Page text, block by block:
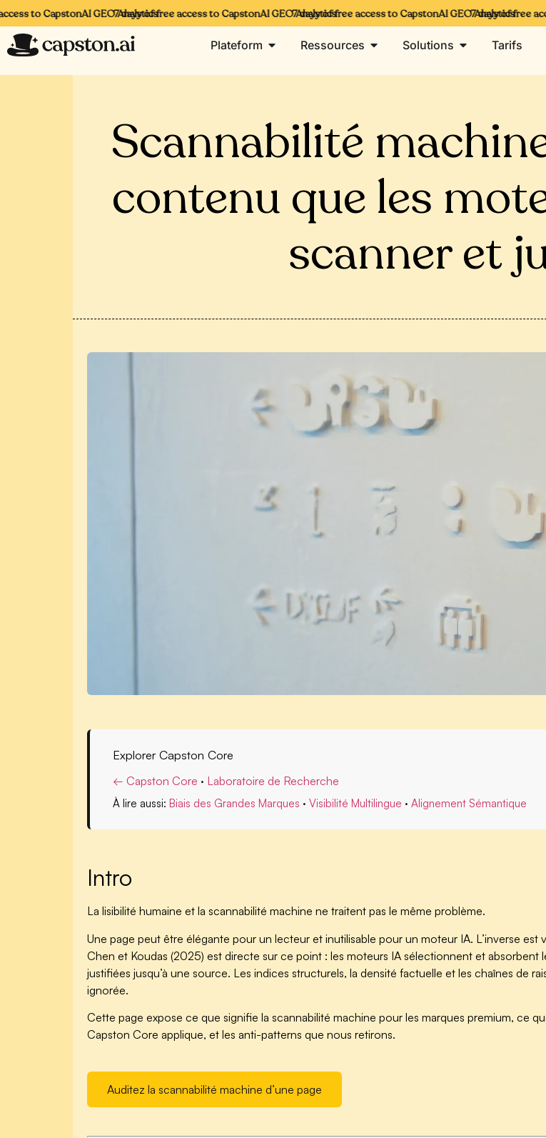
to CapstonAI GEO Analytics7 days of free access to CapstonAI GEO Analytics7 days of free access to CapstonAI GEO Analytics
7 days of free
Plateform Ressources Solutions Tarifs
Scannabilité
contenu que les
scanner et
Explorer Capston Core
← Capston Core · Laboratoire de Recherche
À lire aussi: Biais des Grandes Marques · Visibilité Multilingue · Alignement Sémantique
Intro
La lisibilité humaine et la scannabilité machine ne traitent pas le même problème.
Une page peut être élégante pour un lecteur et inutilisable pour un moteur IA. L’inverse
Chen et Koudas (2025) est directe sur ce point : les moteurs IA sélectionnent et
justifiées jusqu’à une source. Les indices structurels, la densité factuelle et les chaînes de
ignorée.
Cette page expose ce que signifie la scannabilité machine pour les marques premium, ce
Capston Core applique, et les anti-patterns que nous retirons.
Auditez la scannabilité machine d’une page